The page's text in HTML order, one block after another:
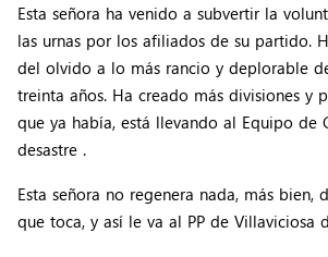
Esta señora ha venido a subvertir la
las urnas por los afiliados de su partido.
del olvido a lo más rancio y deplorable
treinta años. Ha creado más divisiones y
que ya había, está llevando al Equipo de
desastre .
Esta señora no regenera nada, más bien,
que toca, y así le va al PP de Villaviciosa